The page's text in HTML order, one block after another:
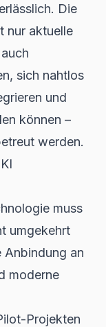
Die
nur aktuelle
sich nahtlos
und
können –
werden.
muss
umgekehrt
Anbindung an
moderne
Projekten